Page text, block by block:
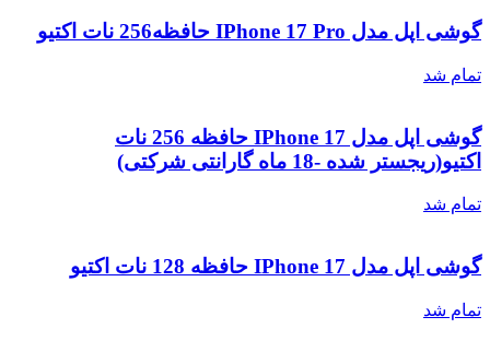
گوشی اپل مدل IPhone 17 Pro حافظه256 نات اکتیو
تمام شد
گوشی اپل مدل IPhone 17 حافظه 256 نات
اکتیو(ریجستر شده -18 ماه گارانتی شرکتی)
تمام شد
گوشی اپل مدل IPhone 17 حافظه 128 نات اکتیو
تمام شد